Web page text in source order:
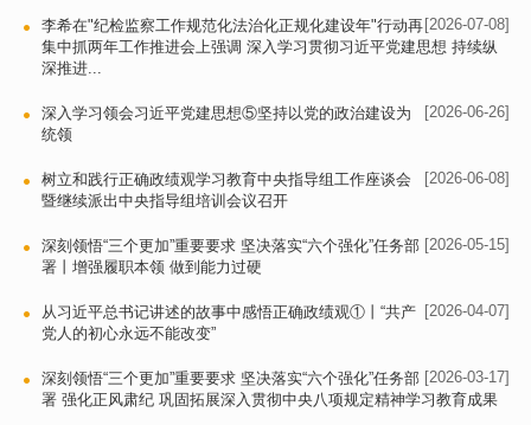
[2026-07-08]
李希在"纪检监察工作规范化法治化正规化建设年"行动再
集中抓两年工作推进会上强调 深入学习贯彻习近平党建思想 持续纵
深推进...
[2026-06-26]
深入学习领会习近平党建思想⑤坚持以党的政治建设为
统领
[2026-06-08]
树立和践行正确政绩观学习教育中央指导组工作座谈会
暨继续派出中央指导组培训会议召开
[2026-05-15]
深刻领悟“三个更加”重要要求 坚决落实“六个强化”任务部
署丨增强履职本领 做到能力过硬
[2026-04-07]
从习近平总书记讲述的故事中感悟正确政绩观①丨“共产
党人的初心永远不能改变”
[2026-03-17]
深刻领悟“三个更加”重要要求 坚决落实“六个强化”任务部
署 强化正风肃纪 巩固拓展深入贯彻中央八项规定精神学习教育成果